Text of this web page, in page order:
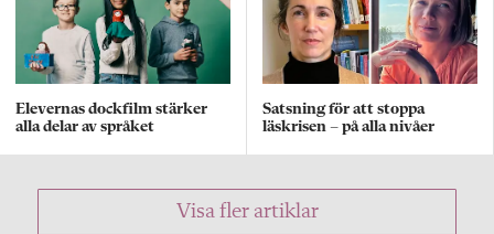
Elevernas dockfilm stärker
alla delar av språket
Satsning för att stoppa
läskrisen – på alla nivåer
Visa fler artiklar